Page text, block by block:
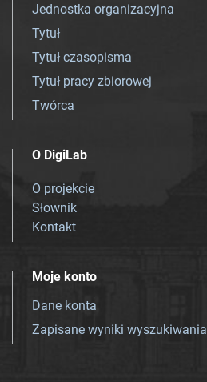
Jednostka organizacyjna
Tytuł
Tytuł czasopisma
Tytuł pracy zbiorowej
Twórca
O DigiLab
O projekcie
Słownik
Kontakt
Moje konto
Dane konta
Zapisane wyniki wyszukiwania